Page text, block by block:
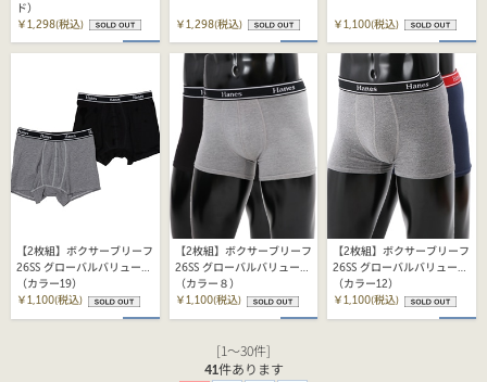
ンズ(HM6EG701K)
ド）
￥1,298(税込)
￥1,298(税込) ￥1,100(税込)
【2枚組】ボクサーブリーフ
26SS グローバルバリューラ
イン ヘインズ(HM6EG702)
（カラー19）
￥1,100(税込)
【2枚組】ボクサーブリーフ
26SS グローバルバリューラ
イン ヘインズ(HM6EG702)
（カラー８）
￥1,100(税込)
【2枚組】ボクサーブリーフ
26SS グローバルバリューラ
イン ヘインズ(HM6EG702)
（カラー12）
￥1,100(税込)
[1～30件]
41件あります